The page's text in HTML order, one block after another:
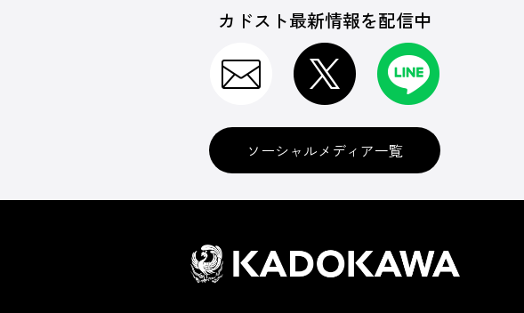
カドスト最新情報を配信中
ソーシャルメディア一覧